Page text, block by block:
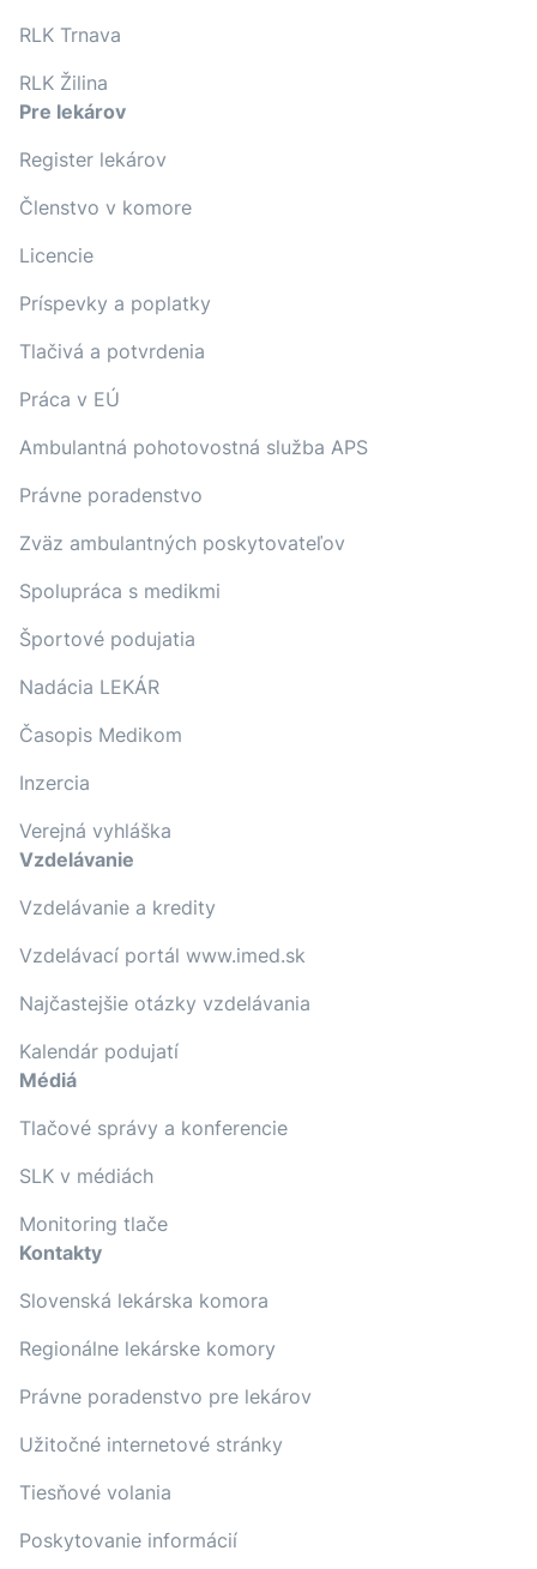
RLK Trnava
RLK Žilina
Pre lekárov
Register lekárov
Členstvo v komore
Licencie
Príspevky a poplatky
Tlačivá a potvrdenia
Práca v EÚ
Ambulantná pohotovostná služba APS
Právne poradenstvo
Zväz ambulantných poskytovateľov
Spolupráca s medikmi
Športové podujatia
Nadácia LEKÁR
Časopis Medikom
Inzercia
Verejná vyhláška
Vzdelávanie
Vzdelávanie a kredity
Vzdelávací portál www.imed.sk
Najčastejšie otázky vzdelávania
Kalendár podujatí
Médiá
Tlačové správy a konferencie
SLK v médiách
Monitoring tlače
Kontakty
Slovenská lekárska komora
Regionálne lekárske komory
Právne poradenstvo pre lekárov
Užitočné internetové stránky
Tiesňové volania
Poskytovanie informácií